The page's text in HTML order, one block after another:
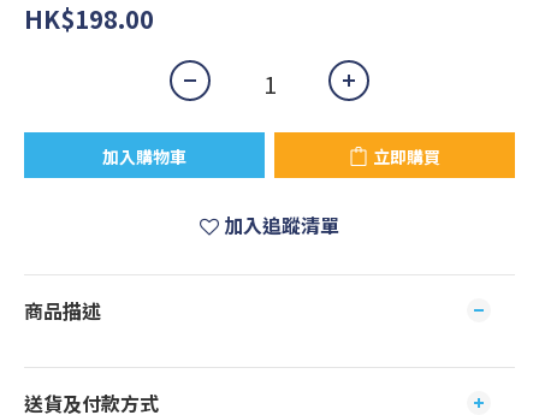
HK$198.00
加入購物車 立即購買
加入追蹤清單
商品描述
送貨及付款方式